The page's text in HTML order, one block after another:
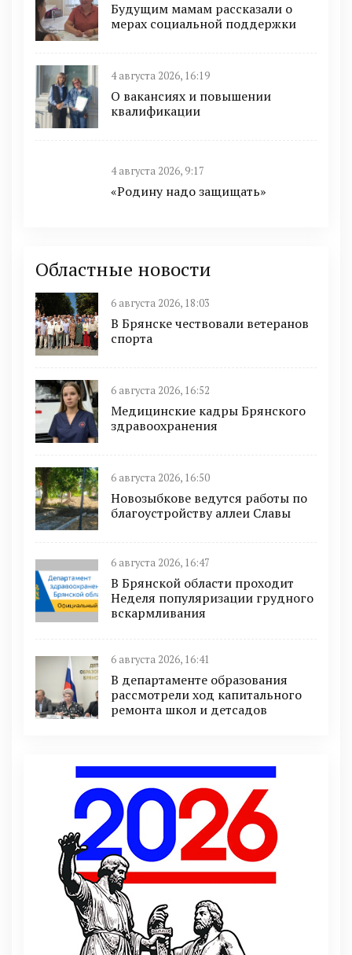
Будущим мамам рассказали о
мерах социальной поддержки
4 августа 2026, 16:19
О вакансиях и повышении
квалификации
4 августа 2026, 9:17
«Родину надо защищать»
Областные новости
6 августа 2026, 18:03
В Брянске чествовали ветеранов
спорта
6 августа 2026, 16:52
Медицинские кадры Брянского
здравоохранения
6 августа 2026, 16:50
Новозыбкове ведутся работы по
благоустройству аллеи Славы
6 августа 2026, 16:47
В Брянской области проходит
Неделя популяризации грудного
вскармливания
6 августа 2026, 16:41
В департаменте образования
рассмотрели ход капитального
ремонта школ и детсадов